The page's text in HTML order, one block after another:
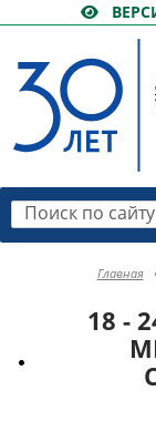
Поиск по сайту
Главная
18 -